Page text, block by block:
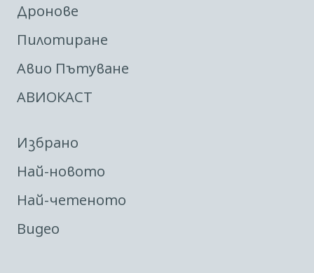
Дронове
Пилотиране
Авио Пътуване
АВИОКАСТ
Избрано
Най-новото
Най-четеното
Видео